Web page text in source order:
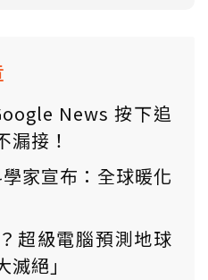
News 按下追
漏接！
家宣布：全球暖化
超級電腦預測地球
絕」